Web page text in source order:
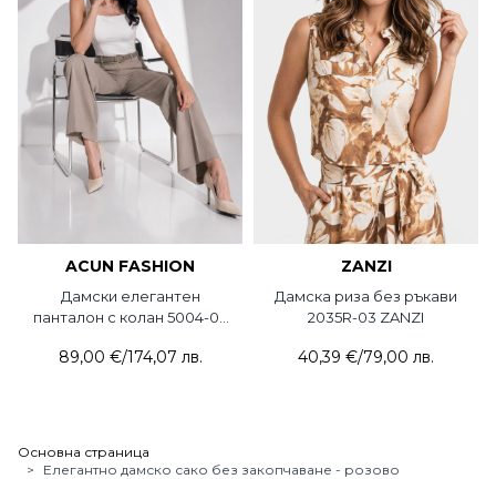
ACUN FASHION
Дамски елегантен
панталон с колан 5004-03
89,00 €/174,07 лв.
ZANZI
Дамска риза без ръкави
2035R-03 ZANZI
40,39 €/79,00 лв.
Основна страница
>
Елегантно дамско сако без закопчаване - розово